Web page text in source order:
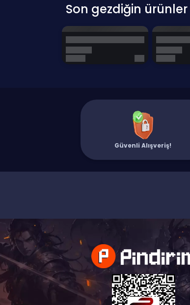
Son gezdiğin ürünler
Güvenli Alışveriş!